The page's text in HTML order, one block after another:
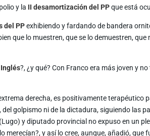
y la II desamortización del PPque está
del PPexhibiendo y fardando de bandera
que lo muestren, que se lo demuestren, que
?, ¿y qué? Con Franco era más joven y no
derecha, es positivamente terapéutico
golpismo ni de la dictadura, siguiendo las
(Lugo) y diputado provincial no expuso en un
y así lo cree, aunque, añadió, que